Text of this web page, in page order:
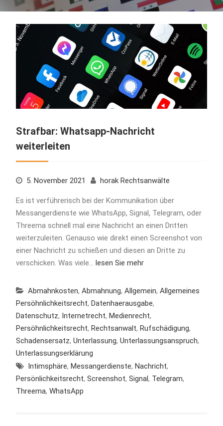
Strafbar: Whatsapp-Nachricht
weiterleiten
5. November 2021 horak Rechtsanwälte
Es ist verführerisch bei der Kommunikation über
Messangerdienste wie WhatsApp, Signal, Telegram, oder
Threema schnell mal eine Nachricht an einen Dritten
weiterzuleiten. Genauso wie direkt einen Screenshot von
einer Nachricht zu schießen und diesen an Dritte zu
verschicken. Was viele… lesen Sie mehr
Abmahnkosten, Abmahnung, Allgemein, Allgemeines
Persöhnlichkeitsrecht, Datenhaerausgabe,
Datenschutz, Internetrecht, Medienrecht,
Persöhnlichkeitsrecht, Rechtsanwalt, Rufschädigung,
Schadensersatz, Unterlassung, Unterlassungsanspruch,
Unterlassungserklärung
Intimsphäre, Messangerdienste, Nachricht,
Persönlichkeitsrecht, Screenshot, Signal, Telegram,
Threema, WhatsApp